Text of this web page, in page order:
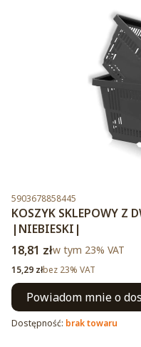
Kod produktu
5903678858445
KOSZYK SKLEPOWY Z
|NIEBIESKI|
Cena brutto
18,81 złw tym %s VAT
w tym 23% VAT
Cena netto
15,29 złbez 23% VAT
Powiadom mnie o
Dostępność: brak towaru